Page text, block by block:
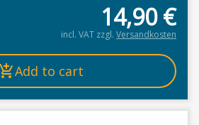
14,90€
incl. VAT zzgl. Versandkosten
Add to cart